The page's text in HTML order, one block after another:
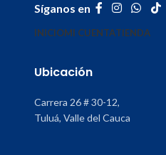
Síganos en
INICIOMI CUENTATIENDA
Ubicación
Carrera 26 # 30-12,
Tuluá, Valle del Cauca